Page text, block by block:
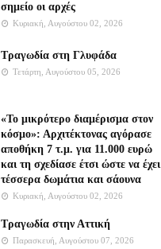
σημείο οι αρχές
Κυριακή, Αυγούστου 02, 2026
Τραγωδία στη Γλυφάδα
Τετάρτη, Αυγούστου 05, 2026
«Το μικρότερο διαμέρισμα στον
κόσμο»: Αρχιτέκτονας αγόρασε
αποθήκη 7 τ.μ. για 11.000 ευρώ
και τη σχεδίασε έτσι ώστε να έχει
τέσσερα δωμάτια και σάουνα
Κυριακή, Αυγούστου 02, 2026
Τραγωδία στην Αττική
Παρασκευή, Αυγούστου 07, 2026